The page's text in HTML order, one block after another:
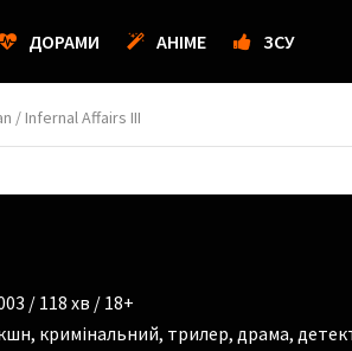
ДОРАМИ АНІМЕ ЗСУ
/ Infernal Affairs III
/ 118 хв / 18+
, кримінальний, трилер, драма,